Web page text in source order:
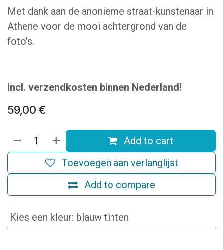
Met dank aan de anonieme straat-kunstenaar in
Athene voor de mooi achtergrond van de
foto's.
incl. verzendkosten binnen Nederland!
59,00 €
Add to cart
Add to compare
Toevoegen aan verlanglijst
Kies een kleur: blauw tinten